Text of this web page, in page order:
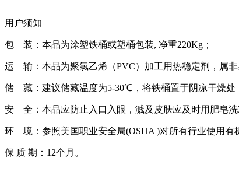
用户须知
包 装：本品为涂塑铁桶或塑桶包装, 净重220Kg ；
运 输：本品为聚氯乙烯（PVC）加工用热稳定剂，属非
储 藏：建议储藏温度为5-30℃ ，将铁桶置于阴凉干燥处
安 全：本品应防止入口入眼，溅及皮肤应及时用肥皂
环 境：参照美国职业安全局(OSHA )对所有行业使用有
保 质 期： 12个月。